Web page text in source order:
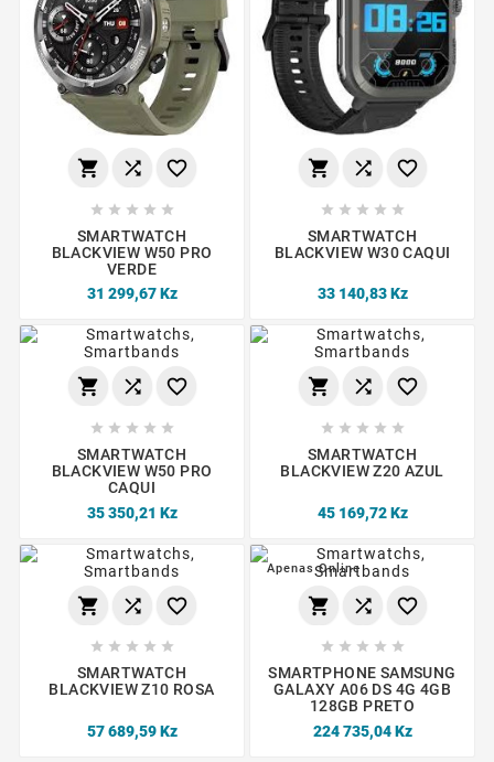
  
    
SMARTWATCH
BLACKVIEW W50 PRO
VERDE
31 299,67 Kz
  
    
SMARTWATCH
BLACKVIEW W30 CAQUI
33 140,83 Kz
  
    
SMARTWATCH
BLACKVIEW W50 PRO
CAQUI
35 350,21 Kz
  
    
SMARTWATCH
BLACKVIEW Z20 AZUL
45 169,72 Kz
  
    
SMARTWATCH
BLACKVIEW Z10 ROSA
57 689,59 Kz
Apenas Online
  
    
SMARTPHONE SAMSUNG
GALAXY A06 DS 4G 4GB
128GB PRETO
224 735,04 Kz